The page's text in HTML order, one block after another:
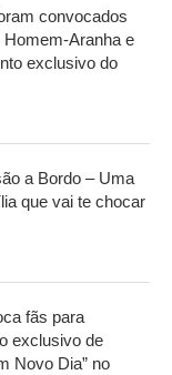
convocados
Homem-Aranha e
exclusivo do
a Bordo – Uma
que vai te chocar
fãs para
exclusivo de
Novo Dia” no